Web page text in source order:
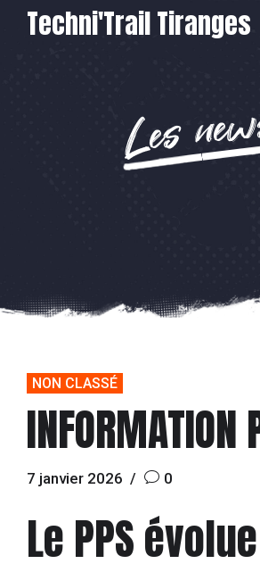
Techni'Trail Tiranges
Les
NON CLASSÉ
INFORMATION
7 janvier 2026 0
Le PPS